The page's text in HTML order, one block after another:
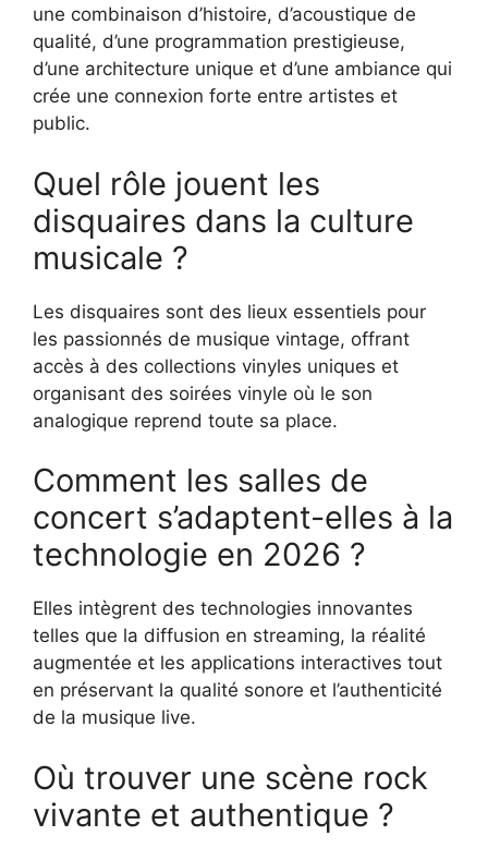
une combinaison d’histoire, d’acoustique de
qualité, d’une programmation prestigieuse,
d’une architecture unique et d’une ambiance qui
crée une connexion forte entre artistes et
public.
Quel rôle jouent les
disquaires dans la culture
musicale ?
Les disquaires sont des lieux essentiels pour
les passionnés de musique vintage, offrant
accès à des collections vinyles uniques et
organisant des soirées vinyle où le son
analogique reprend toute sa place.
Comment les salles de
concert s’adaptent-elles à la
technologie en 2026 ?
Elles intègrent des technologies innovantes
telles que la diffusion en streaming, la réalité
augmentée et les applications interactives tout
en préservant la qualité sonore et l’authenticité
de la musique live.
Où trouver une scène rock
vivante et authentique ?